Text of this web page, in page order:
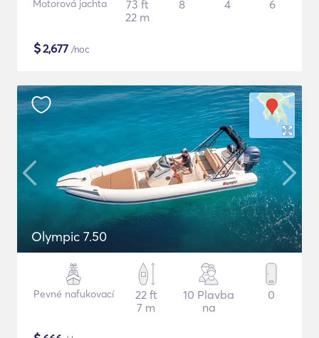
Motorová jachta
73 ft
22 m
8 4 6
$2,677 /noc
Olympic 7.50
Pevné nafukovací
22 ft
7 m
10 Plavba
na
0